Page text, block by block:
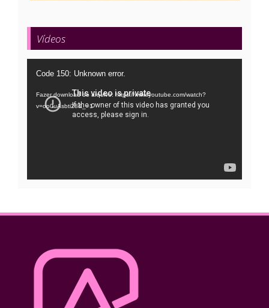
Vídeos
Tocador
vídeo
Code 150: Unknown error.
Fazer download do arquivo: https://www.youtube.com/watch?
v=oo0uAsbti28&_=1